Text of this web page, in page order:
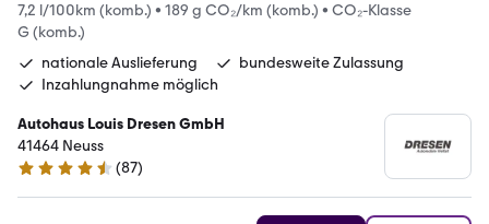
7,2 l/100km (komb.) • 189 g CO₂/km (komb.) • CO₂-Klasse
G (komb.)
nationale Auslieferung
bundesweite Zulassung
Inzahlungnahme möglich
Autohaus Louis Dresen GmbH
41464 Neuss
4.3 Sterne
(87)